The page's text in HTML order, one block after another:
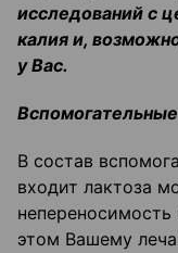
исследований с
калия и,
у Вас.
В состав
входит лактоза
этом Вашему